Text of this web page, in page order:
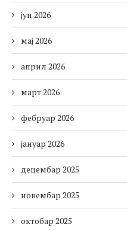
јун 2026
мај 2026
април 2026
март 2026
фебруар 2026
јануар 2026
децембар 2025
новембар 2025
октобар 2025